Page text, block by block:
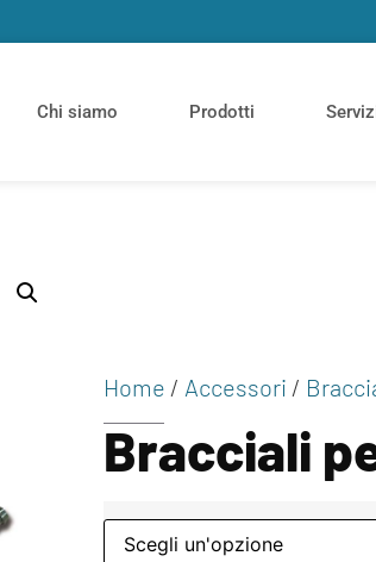
Chi siamo Prodotti
Home / Accessori /
Bracciali